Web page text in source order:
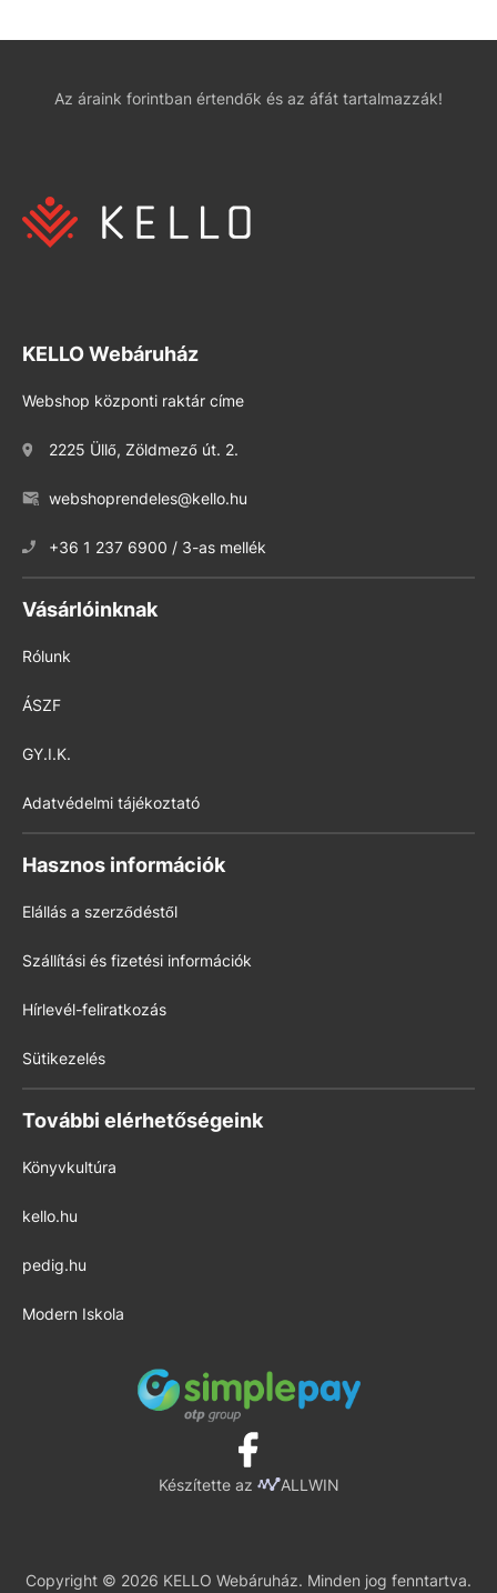
Az áraink forintban értendők és az áfát tartalmazzák!
KELLO Webáruház
Webshop központi raktár címe
2225 Üllő, Zöldmező út. 2.
webshoprendeles@kello.hu
+36 1 237 6900 / 3-as mellék
Vásárlóinknak
Rólunk
ÁSZF
GY.I.K.
Adatvédelmi tájékoztató
Hasznos információk
Elállás a szerződéstől
Szállítási és fizetési információk
Hírlevél-feliratkozás
Sütikezelés
További elérhetőségeink
Könyvkultúra
kello.hu
pedig.hu
Modern Iskola
Készítette az ALLWIN
Copyright © 2026 KELLO Webáruház. Minden jog fenntartva.